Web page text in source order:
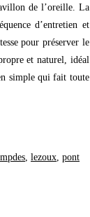
de l’oreille. La
d’entretien et
pour préserver le
et naturel, idéal
simple qui fait toute
lezoux pont